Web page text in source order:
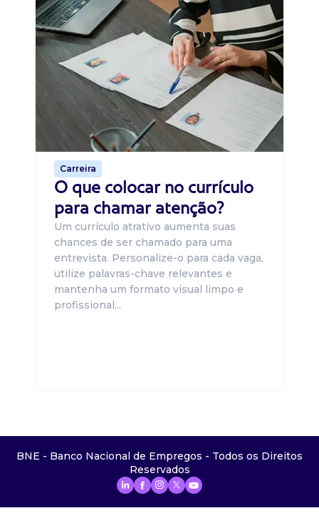
Carreira
O que colocar no currículo
para chamar atenção?
Um currículo atrativo aumenta suas
chances de ser chamado para uma
entrevista. Personalize-o para cada vaga,
utilize palavras-chave relevantes e
mantenha um formato visual limpo e
profissional...
BNE - Banco Nacional de Empregos - Todos os Direitos
Reservados